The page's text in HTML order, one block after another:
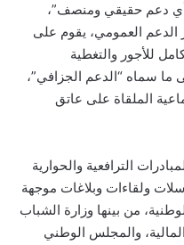
أي دعم حقيقي ومنصف”،
الدعم العمومي، يقوم على
للأجور والتغطية
ما سماه “الدعم الجزافي”،
الملقاة على عاتق
الترافعية والحوارية
ولقاءات وبلاغات موجهة
من بينها وزارة الشباب
والمجلس الوطني